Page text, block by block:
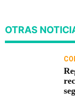
OTRAS